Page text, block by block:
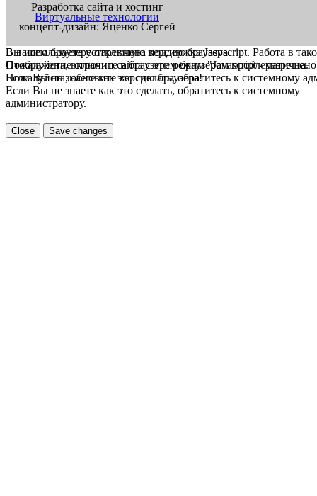
Разработка сайта и хостинг
Виртуальные технологии
концепт-дизайн: Яценко Сергей
В вашем браузере отключена поддержка Jasvscript. Работа в
Пожалуйста, включите в браузере режим "Javascript -
Если Вы не знаете как это сделать, обратитесь к системному
Вы используете устаревшую версию браузера.
Отображение страниц сайта с этим браузером проблематична.
Пожалуйста, обновите версию браузера!
Если Вы не знаете как это сделать, обратитесь к системному
администратору.
Close Save changes